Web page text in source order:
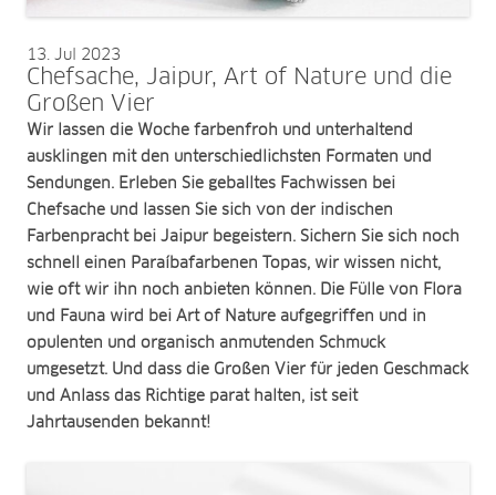
13 Jul 2023
Chefsache, Jaipur, Art of Nature und die
Großen Vier
Wir lassen die Woche farbenfroh und unterhaltend
ausklingen mit den unterschiedlichsten Formaten und
Sendungen. Erleben Sie geballtes Fachwissen bei
Chefsache und lassen Sie sich von der indischen
Farbenpracht bei Jaipur begeistern. Sichern Sie sich noch
schnell einen Paraíbafarbenen Topas, wir wissen nicht,
wie oft wir ihn noch anbieten können. Die Fülle von Flora
und Fauna wird bei Art of Nature aufgegriffen und in
opulenten und organisch anmutenden Schmuck
umgesetzt. Und dass die Großen Vier für jeden Geschmack
und Anlass das Richtige parat halten, ist seit
Jahrtausenden bekannt!